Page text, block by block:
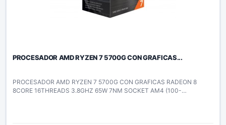
PROCESADOR AMD RYZEN 7 5700G CON GRAFICAS...
PROCESADOR AMD RYZEN 7 5700G CON GRAFICAS RADEON 8
8CORE 16THREADS 3.8GHZ 65W 7NM SOCKET AM4 (100-